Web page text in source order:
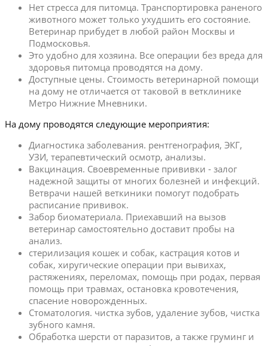
Нет стресса для питомца. Транспортировка раненого
животного может только ухудшить его состояние.
Ветеринар прибудет в любой район Москвы и
Подмосковья.
Это удобно для хозяина. Все операции без вреда для
здоровья питомца проводятся на дому.
Доступные цены. Стоимость ветеринарной помощи
на дому не отличается от таковой в ветклинике
Метро Нижние Мневники.
На дому проводятся следующие мероприятия:
Диагностика заболевания. рентгенография, ЭКГ,
УЗИ, терапевтический осмотр, анализы.
Вакцинация. Своевременные прививки - залог
надежной защиты от многих болезней и инфекций.
Ветврачи нашей веткиники помогут подобрать
расписание прививок.
Забор биоматериала. Приехавший на вызов
ветеринар самостоятельно доставит пробы на
анализ.
стерилизация кошек и собак, кастрация котов и
собак, хиругические операции при вывихах,
растяжениях, переломах, помощь при родах, первая
помощь при травмах, остановка кровотечения,
спасение новорожденных.
Стоматология. чистка зубов, удаление зубов, чистка
зубного камня.
Обработка шерсти от паразитов, а также груминг и